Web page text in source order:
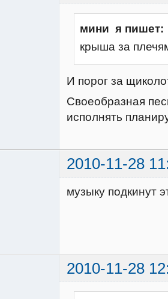
мини я пишет:
крыша за
И порог за
Своеобразная
исполнять
2010-11-28
музыку
2010-11-28